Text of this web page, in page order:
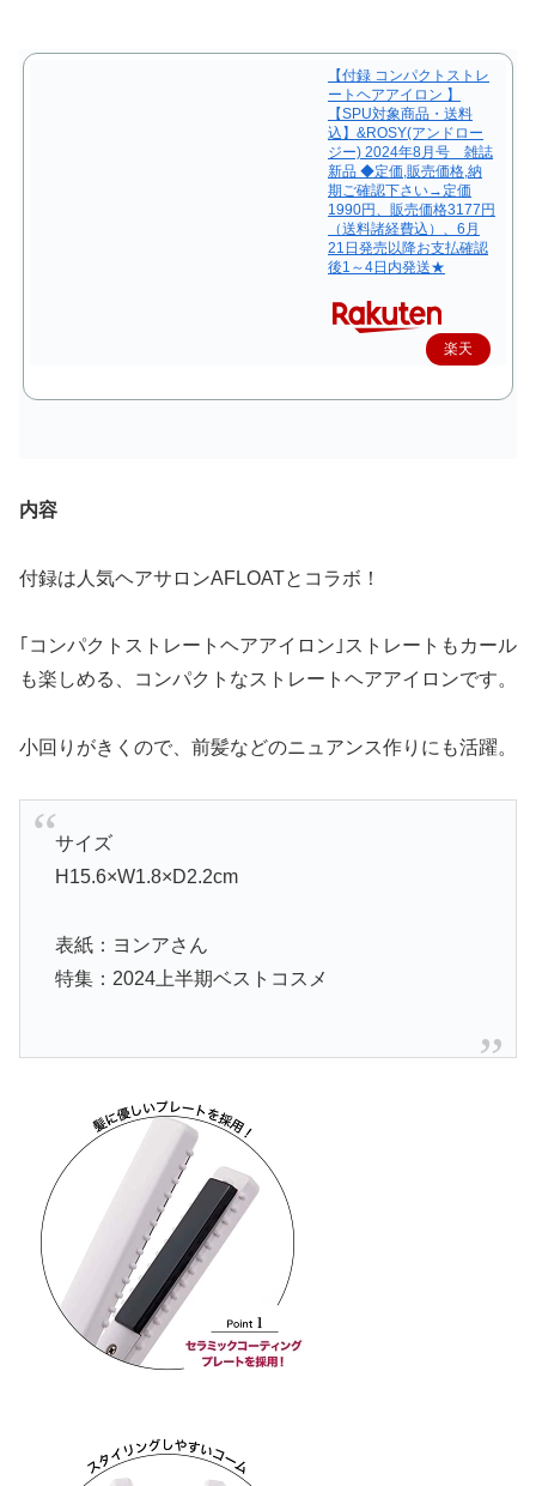
【付録 コンパクトストレ
ートヘアアイロン 】
【SPU対象商品・送料
込】&ROSY(アンドロー
ジー) 2024年8月号 雑誌
新品 ◆定価,販売価格,納
期ご確認下さい→定価
1990円、販売価格3177円
（送料諸経費込）、6月
21日発売以降お支払確認
後1～4日内発送★
楽天
内容
付録は人気ヘアサロンAFLOATとコラボ！
｢コンパクトストレートヘアアイロン｣ストレートもカール
も楽しめる、コンパクトなストレートヘアアイロンです。
小回りがきくので、前髪などのニュアンス作りにも活躍。
サイズ
H15.6×W1.8×D2.2cm
表紙：ヨンアさん
特集：2024上半期ベストコスメ